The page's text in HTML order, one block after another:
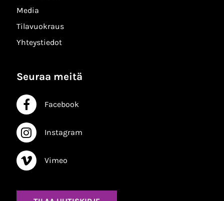
Media
Tilavuokraus
Yhteystiedot
Seuraa meitä
Facebook
Facebook
Instagram
Instagram
Vimeo
Vimeo